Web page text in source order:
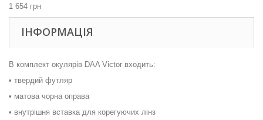
1 654 грн
ІНФОРМАЦІЯ
В комплект окулярів DAA Victor входить:
• твердий футляр
• матова чорна оправа
• внутрішня вставка для корегуючих лінз